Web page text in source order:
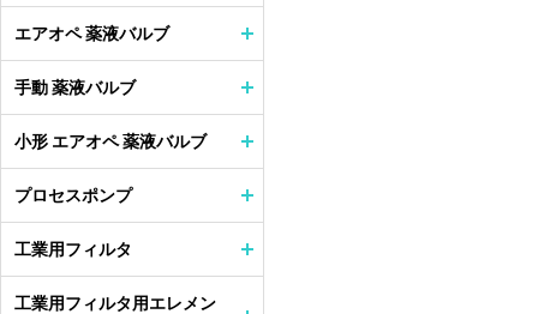
エアオペ 薬液バルブ
手動 薬液バルブ
小形 エアオペ 薬液バルブ
プロセスポンプ
工業用フィルタ
工業用フィルタ用エレメン